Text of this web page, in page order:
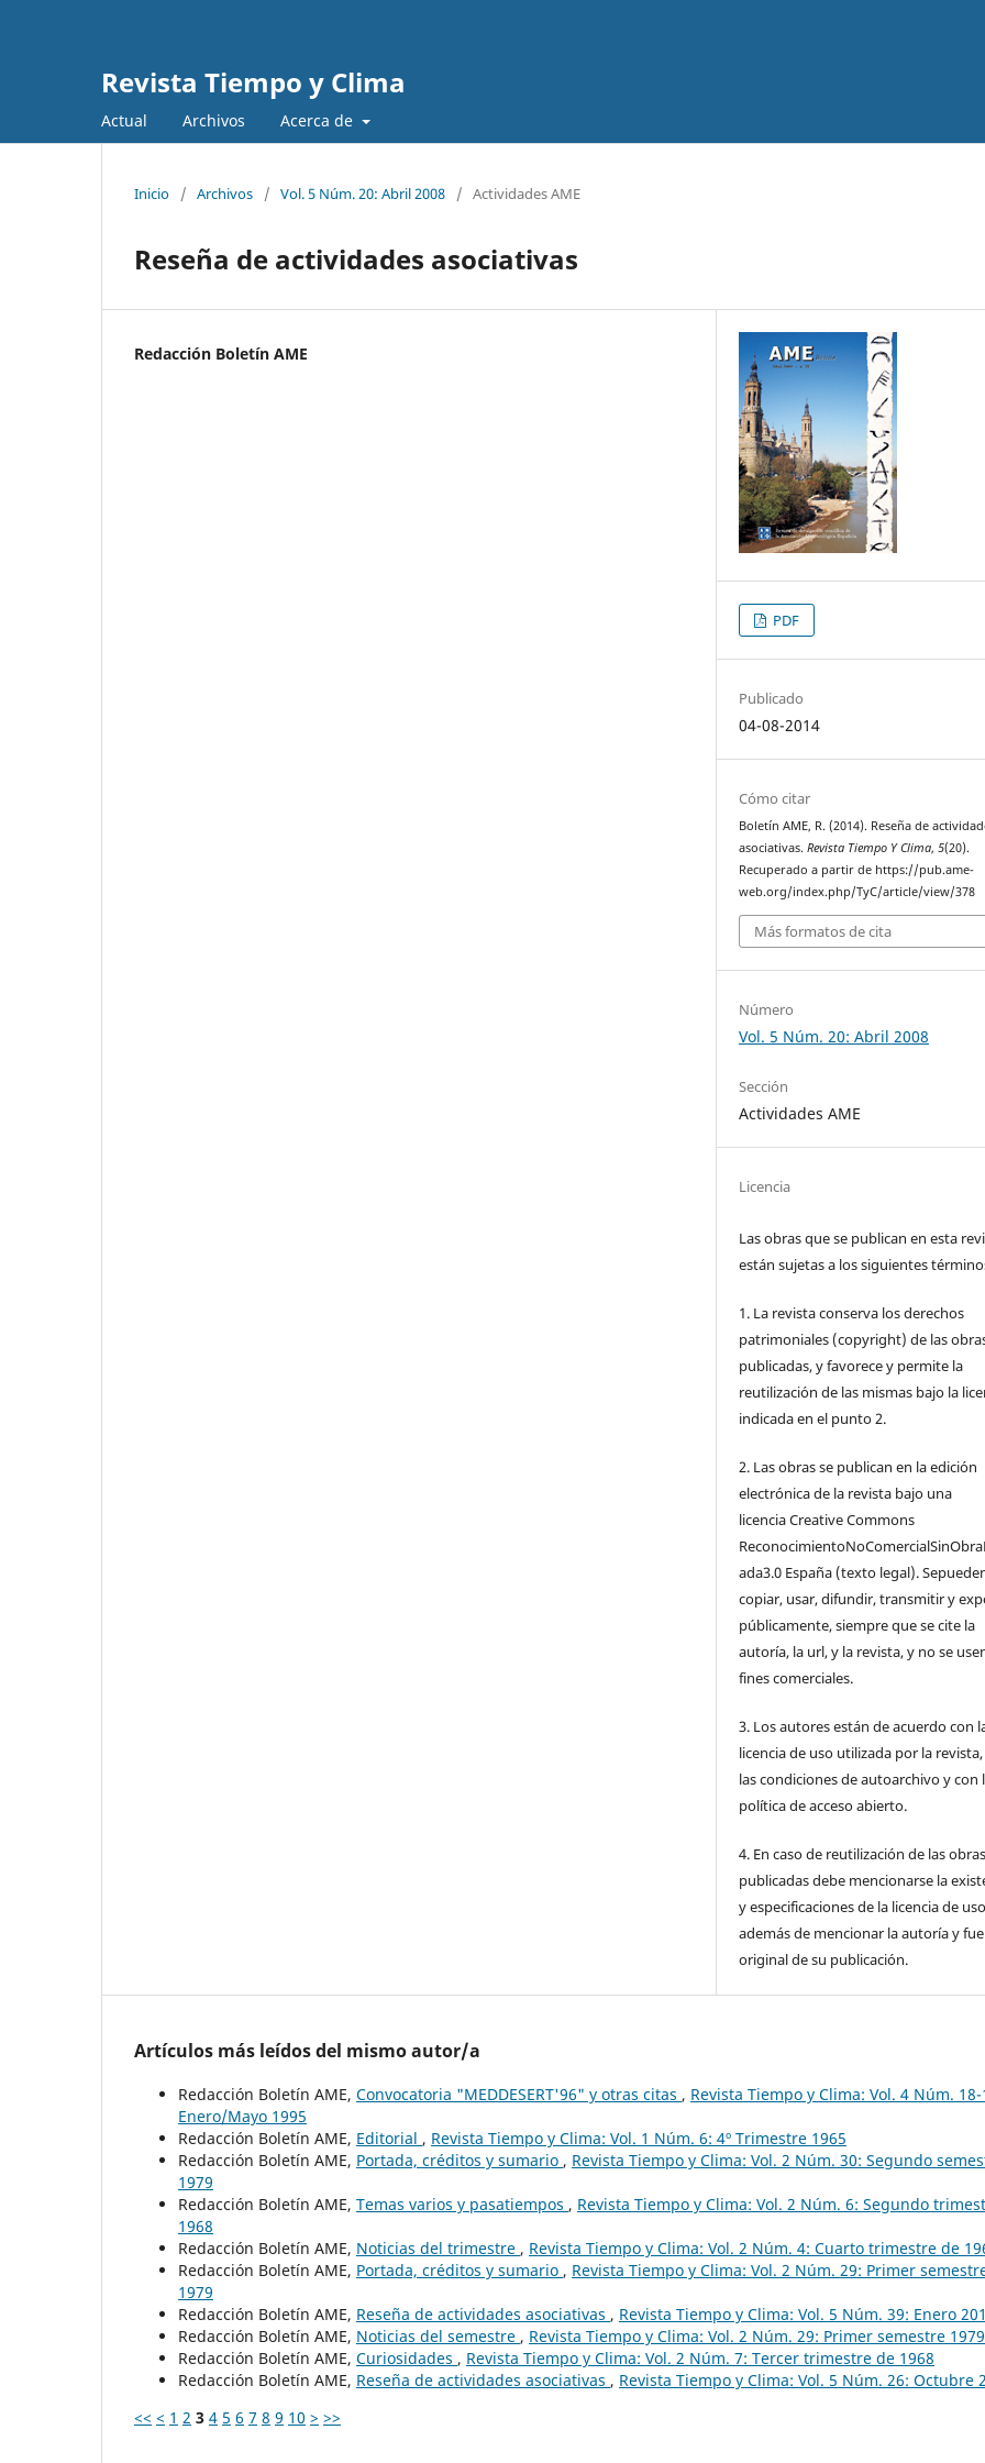
Revista Tiempo y Clima
Actual Archivos Acerca de
Inicio / Archivos / Vol. 5 Núm. 20: Abril 2008 / Actividades AME
Reseña de actividades asociativas
Redacción Boletín AME
PDF
Publicado
04-08-2014
Cómo citar
Boletín AME, R. (2014). Reseña de
asociativas.Revista Tiempo Y Clima,5(20).
Recuperado a partir de https://pub.ame-
web.org/index.php/TyC/article/view/378
Más formatos de cita
Número
Vol. 5 Núm. 20: Abril 2008
Sección
Actividades AME
Licencia
Las obras que se publican en esta
están sujetas a los siguientes
1. La revista conserva los derechos
patrimoniales (copyright) de las
publicadas, y favorece y permite la
reutilización de las mismas bajo la
indicada en el punto 2.
2. Las obras se publican en la edición
electrónica de la revista bajo una
licencia Creative Commons
ada3.0 España (texto legal).
copiar, usar, difundir, transmitir y
públicamente, siempre que se cite la
autoría, la url, y la revista, y no se
fines comerciales.
3. Los autores están de acuerdo con
licencia de uso utilizada por la
las condiciones de autoarchivo y con
política de acceso abierto.
4. En caso de reutilización de las
publicadas debe mencionarse la
y especificaciones de la licencia de
además de mencionar la autoría y
original de su publicación.
Artículos más leídos del mismo autor/a
Redacción Boletín AME, Convocatoria "MEDDESERT'96" y otras citas , Revista Tiempo y Clima: Vol. 4 Núm.
Enero/Mayo 1995
Redacción Boletín AME, Editorial , Revista Tiempo y Clima: Vol. 1 Núm. 6: 4º Trimestre 1965
Redacción Boletín AME, Portada, créditos y sumario , Revista Tiempo y Clima: Vol. 2 Núm. 30: Segundo
1979
Redacción Boletín AME, Temas varios y pasatiempos , Revista Tiempo y Clima: Vol. 2 Núm. 6: Segundo
1968
Redacción Boletín AME, Noticias del trimestre , Revista Tiempo y Clima: Vol. 2 Núm. 4: Cuarto trimestre de
Redacción Boletín AME, Portada, créditos y sumario , Revista Tiempo y Clima: Vol. 2 Núm. 29: Primer
1979
Redacción Boletín AME, Reseña de actividades asociativas , Revista Tiempo y Clima: Vol. 5 Núm. 39: Enero
Redacción Boletín AME, Noticias del semestre , Revista Tiempo y Clima: Vol. 2 Núm. 29: Primer semestre 1979
Redacción Boletín AME, Curiosidades , Revista Tiempo y Clima: Vol. 2 Núm. 7: Tercer trimestre de 1968
Redacción Boletín AME, Reseña de actividades asociativas , Revista Tiempo y Clima: Vol. 5 Núm. 26: Octubre
<< < 1 2 3 4 5 6 7 8 9 10 > >>